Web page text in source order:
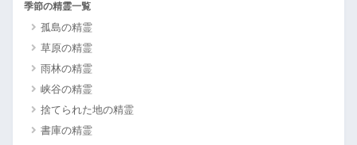
季節の精霊一覧
孤島の精霊
草原の精霊
雨林の精霊
峡谷の精霊
捨てられた地の精霊
書庫の精霊